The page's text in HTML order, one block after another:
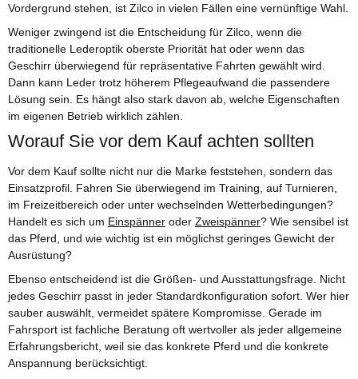
Vordergrund stehen, ist Zilco in vielen Fällen eine vernünftige Wahl.
Weniger zwingend ist die Entscheidung für Zilco, wenn die
traditionelle Lederoptik oberste Priorität hat oder wenn das
Geschirr überwiegend für repräsentative Fahrten gewählt wird.
Dann kann Leder trotz höherem Pflegeaufwand die passendere
Lösung sein. Es hängt also stark davon ab, welche Eigenschaften
im eigenen Betrieb wirklich zählen.
Worauf Sie vor dem Kauf achten sollten
Vor dem Kauf sollte nicht nur die Marke feststehen, sondern das
Einsatzprofil. Fahren Sie überwiegend im Training, auf Turnieren,
im Freizeitbereich oder unter wechselnden Wetterbedingungen?
Handelt es sich um Einspänner oder Zweispänner? Wie sensibel ist
das Pferd, und wie wichtig ist ein möglichst geringes Gewicht der
Ausrüstung?
Ebenso entscheidend ist die Größen- und Ausstattungsfrage. Nicht
jedes Geschirr passt in jeder Standardkonfiguration sofort. Wer hier
sauber auswählt, vermeidet spätere Kompromisse. Gerade im
Fahrsport ist fachliche Beratung oft wertvoller als jeder allgemeine
Erfahrungsbericht, weil sie das konkrete Pferd und die konkrete
Anspannung berücksichtigt.